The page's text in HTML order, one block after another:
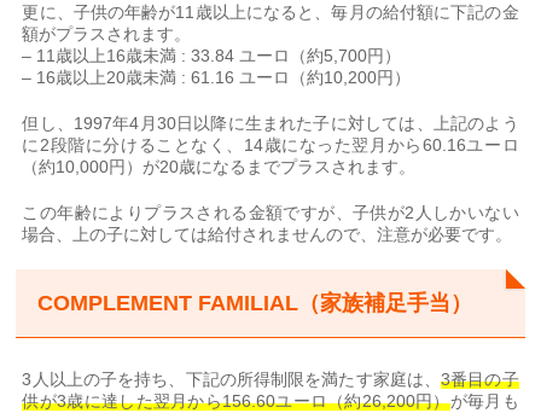
更に、子供の年齢が11歳以上になると、毎月の給付額に下記の金
額がプラスされます。
– 11歳以上16歳未満 : 33.84 ユーロ（約5,700円）
– 16歳以上20歳未満 : 61.16 ユーロ（約10,200円）
但し、1997年4月30日以降に生まれた子に対しては、上記のよう
に2段階に分けることなく、14歳になった翌月から60.16ユーロ
（約10,000円）が20歳になるまでプラスされます。
この年齢によりプラスされる金額ですが、子供が2人しかいない
場合、上の子に対しては給付されませんので、注意が必要です。
COMPLEMENT FAMILIAL（家族補足手当）
3人以上の子を持ち、下記の所得制限を満たす家庭は、3番目の子
供が3歳に達した翌月から156.60ユーロ（約26,200円）が毎月も